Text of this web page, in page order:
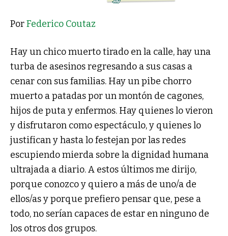
PorFederico Coutaz
Hay un chico muerto tirado en la calle, hay una
turba de asesinos regresando a sus casas a
cenar con sus familias. Hay un pibe chorro
muerto a patadas por un montón de cagones,
hijos de puta y enfermos. Hay quienes lo vieron
y disfrutaron como espectáculo, y quienes lo
justifican y hasta lo festejan por las redes
escupiendo mierda sobre la dignidad humana
ultrajada a diario. A estos últimos me dirijo,
porque conozco y quiero a más de uno/a de
ellos/as y porque prefiero pensar que, pese a
todo, no serían capaces de estar en ninguno de
los otros dos grupos.